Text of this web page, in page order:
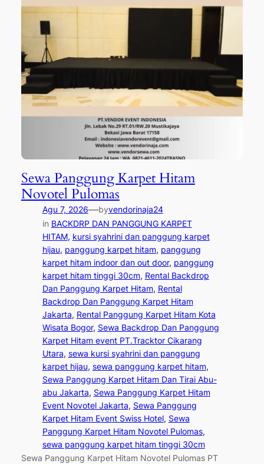
Sewa Panggung Karpet Hitam
Novotel Pulomas
Agu 7, 2026—byvendorinaja24
in BACKDRP DAN PANGGUNG KARPET
HITAM, kursi syahrini dan panggung karpet
hijau, panggung karpet hitam, panggung
karpet hitam indoor dan out door, panggung
karpet hitam tinggi 30cm, Rental Backdrop
Dan Panggung Karpet Hitam, Rental
Backdrop Dan Panggung Karpet Hitam
Jakarta, Rental Panggung Karpet Hitam Kota
Wisata Bogor, Sewa Backdrop Dan Panggung
Karpet Hitam event PT.Tracktor Cikarang
Utara, sewa kursi syahrini dan panggung
karpet hijau, sewa panggung karpet hitam
Sewa Panggung Karpet Hitam Dan Tirai Abu-
abu Jakarta, Sewa Panggung Karpet Hitam
Event Novotel Jakarta, Sewa Panggung
Karpet Hitam Event Swiss Hotel, Sewa
Panggung Karpet Hitam Novotel Pulomas
sewa panggung karpet hitam tinggi 30cm
Sewa Panggung Karpet Hitam Novotel Pulomas PT